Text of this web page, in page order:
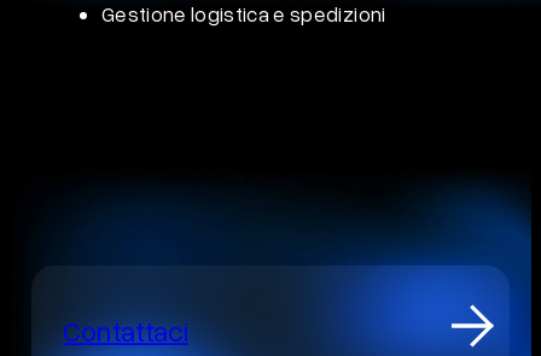
Gestione logisticaespedizioni
Contattaci